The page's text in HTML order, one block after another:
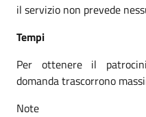
il servizio non prevede
Tempi
Per ottenere il
domanda trascorrono
Note